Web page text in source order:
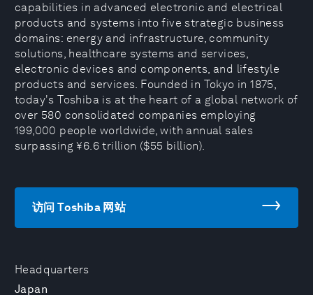
Headquarters
Japan
capabilities in advanced electronic and electrical
products and systems into five strategic business
domains: energy and infrastructure, community
solutions, healthcare systems and services,
electronic devices and components, and lifestyle
products and services. Founded in Tokyo in 1875,
today's Toshiba is at the heart of a global network of
over 580 consolidated companies employing
199,000 people worldwide, with annual sales
surpassing ¥6.6 trillion ($55 billion).
访问 Toshiba 网站